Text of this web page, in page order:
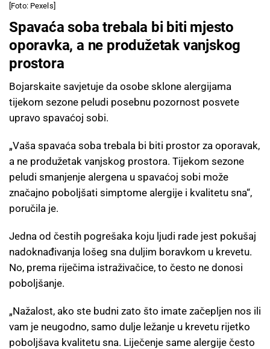
[Foto: Pexels]
Spavaća soba trebala bi biti mjesto
oporavka, a ne produžetak vanjskog
prostora
Bojarskaite savjetuje da osobe sklone alergijama
tijekom sezone peludi posebnu pozornost posvete
upravo spavaćoj sobi.
„Vaša spavaća soba trebala bi biti prostor za oporavak,
a ne produžetak vanjskog prostora. Tijekom sezone
peludi smanjenje alergena u spavaćoj sobi može
značajno poboljšati simptome alergije i kvalitetu sna“,
poručila je.
Jedna od čestih pogrešaka koju ljudi rade jest pokušaj
nadoknađivanja lošeg sna duljim boravkom u krevetu.
No, prema riječima istraživačice, to često ne donosi
poboljšanje.
„Nažalost, ako ste budni zato što imate začepljen nos ili
vam je neugodno, samo dulje ležanje u krevetu rijetko
poboljšava kvalitetu sna. Liječenje same alergije često